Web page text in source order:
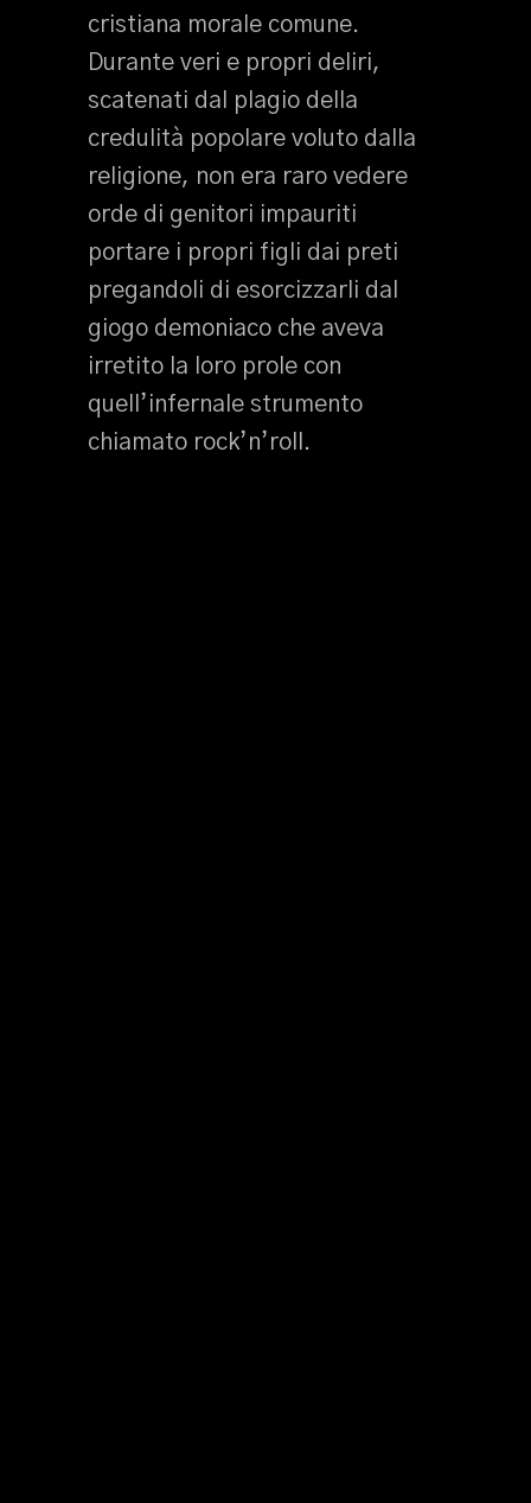
cristiana morale comune.
Durante veri e propri deliri,
scatenati dal plagio della
credulità popolare voluto dalla
religione, non era raro vedere
orde di genitori impauriti
portare i propri figli dai preti
pregandoli di esorcizzarli dal
giogo demoniaco che aveva
irretito la loro prole con
quell’infernale strumento
chiamato rock’n’roll.